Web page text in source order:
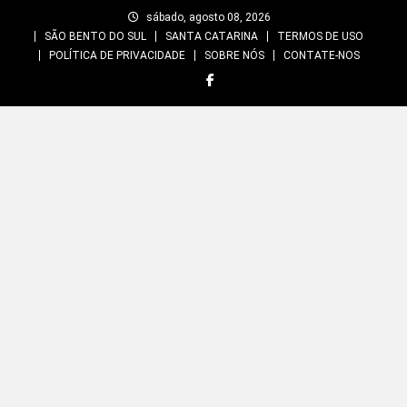
sábado, agosto 08, 2026
SÃO BENTO DO SUL
SANTA CATARINA
TERMOS DE USO
POLÍTICA DE PRIVACIDADE
SOBRE NÓS CONTATE-NOS